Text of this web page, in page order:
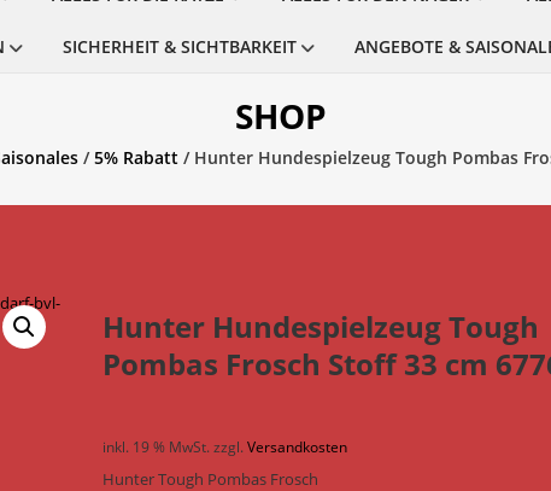
SICHERHEIT & SICHTBARKEIT ANGEBOTE &
SHOP
/5% Rabatt / Hunter Hundespielzeug Tough Pombas
Hunter Hundespielzeug Tough
Pombas Frosch Stoff 33 cm
inkl. 19 % MwSt. zzgl.Versandkosten
Hunter Tough Pombas Frosch